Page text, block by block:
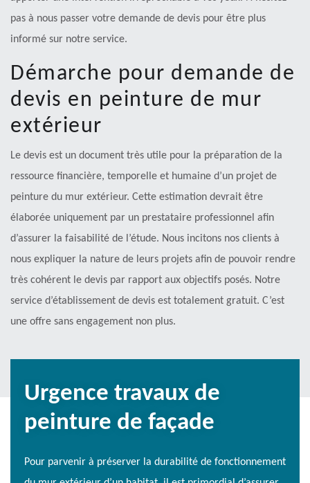
pas à nous passer votre demande de devis pour être plus
informé sur notre service.
Démarche pour demande de
devis en peinture de mur
extérieur
Le devis est un document très utile pour la préparation de la
ressource financière, temporelle et humaine d’un projet de
peinture du mur extérieur. Cette estimation devrait être
élaborée uniquement par un prestataire professionnel afin
d’assurer la faisabilité de l’étude. Nous incitons nos clients à
nous expliquer la nature de leurs projets afin de pouvoir rendre
très cohérent le devis par rapport aux objectifs posés. Notre
service d’établissement de devis est totalement gratuit. C’est
une offre sans engagement non plus.
Urgence travaux de
peinture de façade
Pour parvenir à préserver la durabilité de fonctionnement